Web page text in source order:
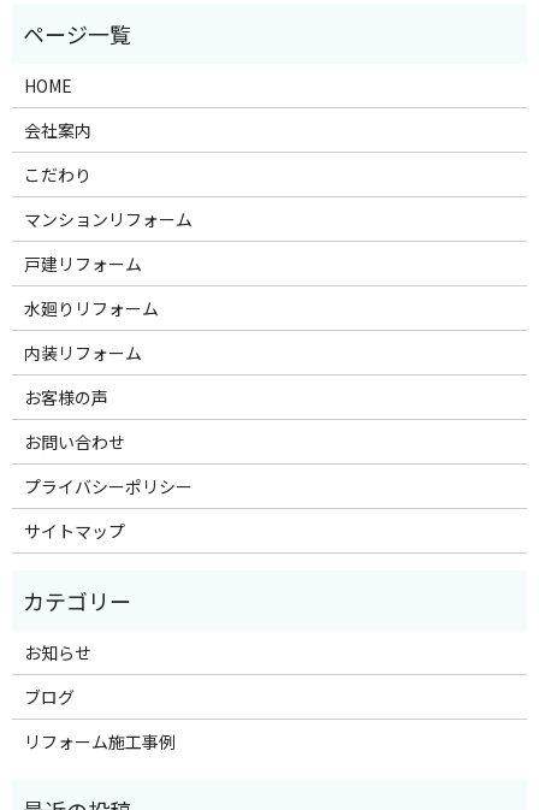
HOME
会社案内
こだわり
マンションリフォーム
戸建リフォーム
水廻りリフォーム
内装リフォーム
お客様の声
お問い合わせ
プライバシーポリシー
サイトマップ
お知らせ
ブログ
リフォーム施工事例